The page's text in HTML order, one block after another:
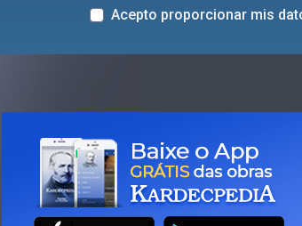
Acepto proporcionar mis